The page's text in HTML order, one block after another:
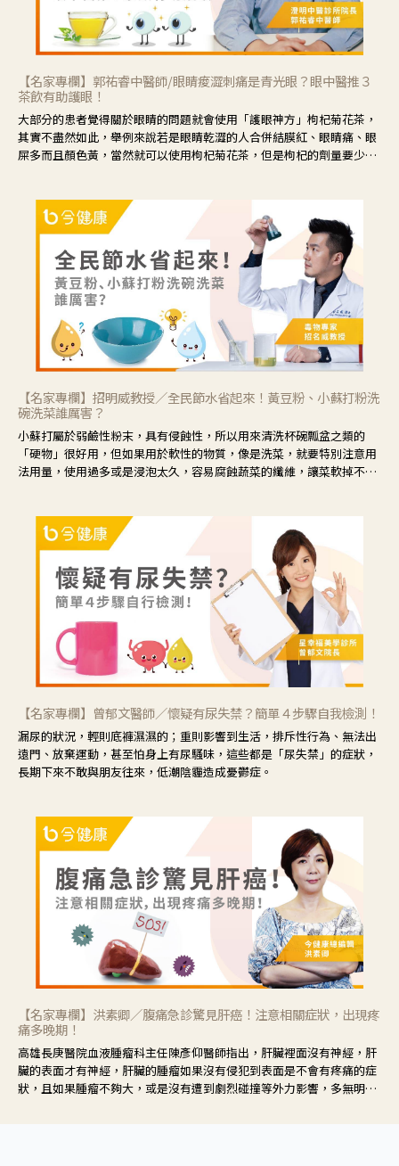
【名家專欄】郭祐睿中醫師/眼睛痠澀刺痛是青光眼？眼中醫推３
茶飲有助護眼！
大部分的患者覺得關於眼睛的問題就會使用「護眼神方」枸杞菊花茶，
其實不盡然如此，舉例來說若是眼睛乾澀的人合併結膜紅、眼睛痛、眼
屎多而且顏色黃，當然就可以使用枸杞菊花茶，但是枸杞的劑量要少，
候就要使用菊花、金銀花來治療；假如單純的眼睛乾澀，結膜沒有紅，
眼睛周圍沒有眼屎，這種情況是屬於「陰虛」，就可以使用枸杞、蓮
藕、麥門冬、山藥等比較滋潤的藥材，效果就更顯著。
【名家專欄】招明威教授／全民節水省起來！黃豆粉、小蘇打粉洗
碗洗菜誰厲害？
小蘇打屬於弱鹼性粉末，具有侵蝕性，所以用來清洗杯碗瓢盆之類的
「硬物」很好用，但如果用於軟性的物質，像是洗菜，就要特別注意用
法用量，使用過多或是浸泡太久，容易腐蝕蔬菜的纖維，讓菜軟掉不清
【名家專欄】曾郁文醫師／懷疑有尿失禁？簡單４步驟自我檢測！
漏尿的狀況，輕則底褲濕濕的；重則影響到生活，排斥性行為、無法出
遠門、放棄運動，甚至怕身上有尿騷味，這些都是「尿失禁」的症狀，
長期下來不敢與朋友往來，低潮陰霾造成憂鬱症。
【名家專欄】洪素卿／腹痛急診驚見肝癌！注意相關症狀，出現疼
痛多晚期！
高雄長庚醫院血液腫瘤科主任陳彥仰醫師指出，肝臟裡面沒有神經，肝
臟的表面才有神經，肝臟的腫瘤如果沒有侵犯到表面是不會有疼痛的症
狀，且如果腫瘤不夠大，或是沒有遭到劇烈碰撞等外力影響，多無明顯